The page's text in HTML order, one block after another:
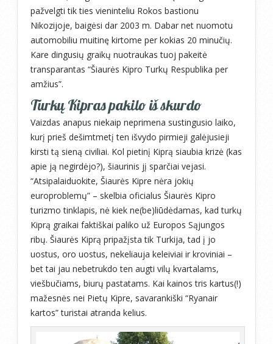
pažvelgti tik ties vieninteliu Rokos bastionu
Nikozijoje, baigėsi dar 2003 m. Dabar net nuomotu
automobiliu muitinę kirtome per kokias 20 minučių.
Kare dingusių graikų nuotraukas tuoj pakeitė
transparantas “Šiaurės Kipro Turkų Respublika per
amžius”.
Turkų Kipras pakilo iš skurdo
Vaizdas anapus niekaip neprimena sustingusio laiko,
kurį prieš dešimtmetį ten išvydo pirmieji galėjusieji
kirsti tą sieną civiliai. Kol pietinį Kiprą siaubia krizė (kas
apie ją negirdėjo?), šiaurinis jį sparčiai vejasi.
“Atsipalaiduokite, Šiaurės Kipre nėra jokių
europroblemų” – skelbia oficialus Šiaurės Kipro
turizmo tinklapis, nė kiek ne(be)liūdėdamas, kad turkų
Kiprą graikai faktiškai paliko už Europos Sąjungos
ribų. Šiaurės Kiprą pripažįsta tik Turkija, tad į jo
uostus, oro uostus, nekeliauja keleiviai ir kroviniai –
bet tai jau nebetrukdo ten augti vilų kvartalams,
viešbučiams, biurų pastatams. Kai kainos tris kartus(!)
mažesnės nei Pietų Kipre, savarankiški “Ryanair
kartos” turistai atranda kelius.